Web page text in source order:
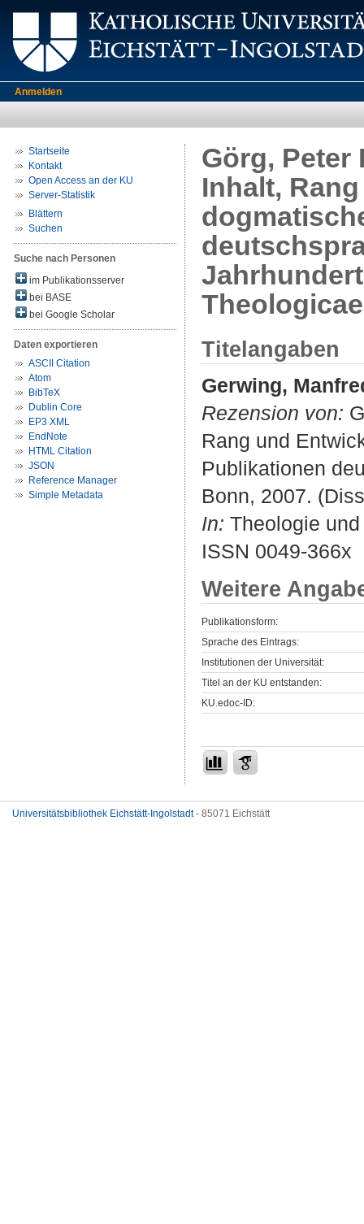
Anmelden
Startseite
Kontakt
Open Access an der KU
Server-Statistik
Blättern
Suchen
Suche nach Personen
im Publikationsserver
bei BASE
bei Google Scholar
Daten exportieren
ASCII Citation
Atom
BibTeX
Dublin Core
EP3 XML
EndNote
HTML Citation
JSON
Reference Manager
Simple Metadata
Görg, Peter
Inhalt,
Titelangaben
Gerwing,
Rezension von:
Rang und
Publikationen
Bonn, 2007.
In: Theologie
ISSN 0049-366x
Weitere
Publikationsform:
Sprache des Eintrags:
Institutionen der Universität:
Titel an der KU entstanden:
KU.edoc-ID:
Universitätsbibliothek Eichstätt-Ingolstadt- 85071 Eichstätt